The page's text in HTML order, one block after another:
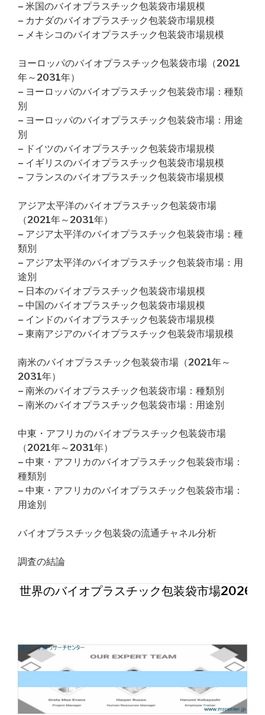
– 米国のバイオプラスチック包装袋市場規模
– カナダのバイオプラスチック包装袋市場規模
– メキシコのバイオプラスチック包装袋市場規模
ヨーロッパのバイオプラスチック包装袋市場（2021
年～2031年）
– ヨーロッパのバイオプラスチック包装袋市場：種類
別
– ヨーロッパのバイオプラスチック包装袋市場：用途
別
– ドイツのバイオプラスチック包装袋市場規模
– イギリスのバイオプラスチック包装袋市場規模
– フランスのバイオプラスチック包装袋市場規模
アジア太平洋のバイオプラスチック包装袋市場
（2021年～2031年）
– アジア太平洋のバイオプラスチック包装袋市場：種
類別
– アジア太平洋のバイオプラスチック包装袋市場：用
途別
– 日本のバイオプラスチック包装袋市場規模
– 中国のバイオプラスチック包装袋市場規模
– インドのバイオプラスチック包装袋市場規模
– 東南アジアのバイオプラスチック包装袋市場規模
南米のバイオプラスチック包装袋市場（2021年～
2031年）
– 南米のバイオプラスチック包装袋市場：種類別
– 南米のバイオプラスチック包装袋市場：用途別
中東・アフリカのバイオプラスチック包装袋市場
（2021年～2031年）
– 中東・アフリカのバイオプラスチック包装袋市場：
種類別
– 中東・アフリカのバイオプラスチック包装袋市場：
用途別
バイオプラスチック包装袋の流通チャネル分析
調査の結論
世界のバイオプラスチック包装袋市場2026年